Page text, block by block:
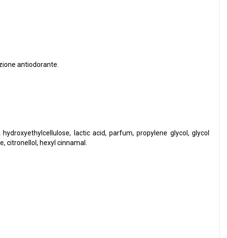
antiodorante.
lactic acid, parfum, propylene glycol, glycol
citronellol, hexyl cinnamal.